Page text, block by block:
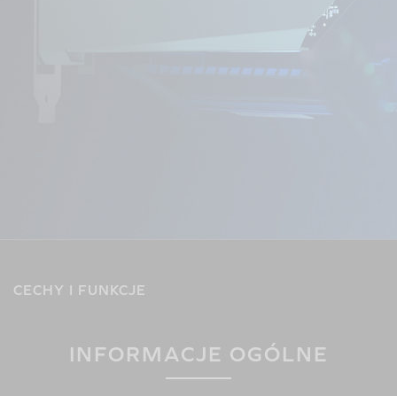
CECHY I FUNKCJE
INFORMACJE OGÓLNE